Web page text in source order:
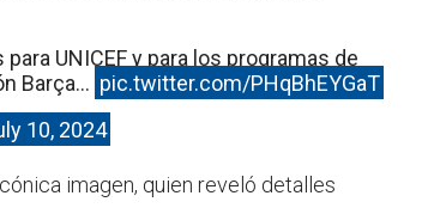
UNICEF y para los programas de
Barça… pic.twitter.com/PHqBhEYGaT
10, 2024
imagen, quien reveló detalles